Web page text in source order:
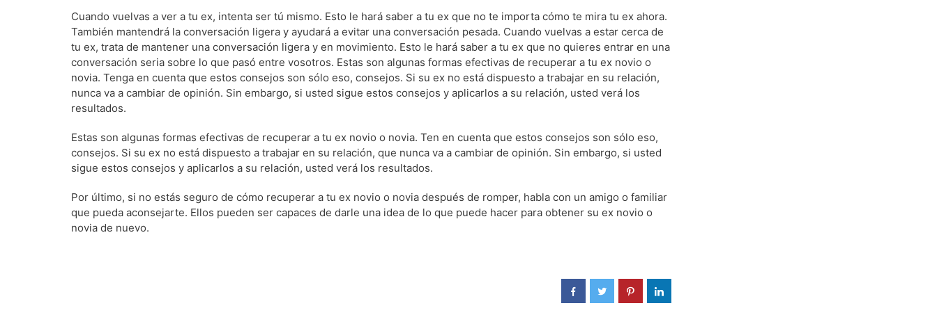
Cuando vuelvas a ver a tu ex, intenta ser tú mismo. Esto le hará saber a tu ex que no te importa cómo te mira tu ex ahora.
También mantendrá la conversación ligera y ayudará a evitar una conversación pesada. Cuando vuelvas a estar cerca de
tu ex, trata de mantener una conversación ligera y en movimiento. Esto le hará saber a tu ex que no quieres entrar en una
conversación seria sobre lo que pasó entre vosotros. Estas son algunas formas efectivas de recuperar a tu ex novio o
novia. Tenga en cuenta que estos consejos son sólo eso, consejos. Si su ex no está dispuesto a trabajar en su relación,
nunca va a cambiar de opinión. Sin embargo, si usted sigue estos consejos y aplicarlos a su relación, usted verá los
resultados.
Estas son algunas formas efectivas de recuperar a tu ex novio o novia. Ten en cuenta que estos consejos son sólo eso,
consejos. Si su ex no está dispuesto a trabajar en su relación, que nunca va a cambiar de opinión. Sin embargo, si usted
sigue estos consejos y aplicarlos a su relación, usted verá los resultados.
Por último, si no estás seguro de cómo recuperar a tu ex novio o novia después de romper, habla con un amigo o familiar
que pueda aconsejarte. Ellos pueden ser capaces de darle una idea de lo que puede hacer para obtener su ex novio o
novia de nuevo.